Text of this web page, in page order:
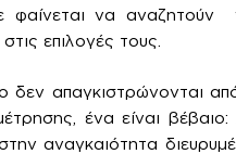
φαίνεται να αναζητούν
επιλογές τους.
δεν απαγκιστρώνονται
ένα είναι
αναγκαιότητα